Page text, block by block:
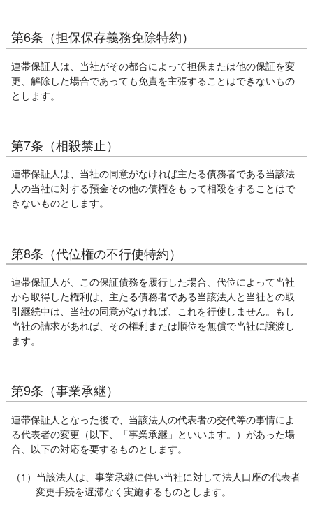
第6条（担保保存義務免除特約）
連帯保証人は、当社がその都合によって担保または他の保証を変
更、解除した場合であっても免責を主張することはできないもの
とします。
第7条（相殺禁止）
連帯保証人は、当社の同意がなければ主たる債務者である当該法
人の当社に対する預金その他の債権をもって相殺をすることはで
きないものとします。
第8条（代位権の不行使特約）
連帯保証人が、この保証債務を履行した場合、代位によって当社
から取得した権利は、主たる債務者である当該法人と当社との取
引継続中は、当社の同意がなければ、これを行使しません。もし
当社の請求があれば、その権利または順位を無償で当社に譲渡し
ます。
第9条（事業承継）
連帯保証人となった後で、当該法人の代表者の交代等の事情によ
る代表者の変更（以下、「事業承継」といいます。）があった場
合、以下の対応を要するものとします。
（1）当該法人は、事業承継に伴い当社に対して法人口座の代表者
変更手続を遅滞なく実施するものとします。